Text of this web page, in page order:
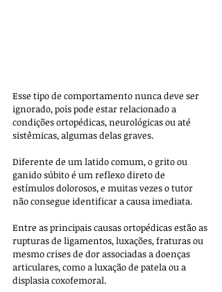
Esse tipo de comportamento nunca deve ser
ignorado, pois pode estar relacionado a
condições ortopédicas, neurológicas ou até
sistêmicas, algumas delas graves.
Diferente de um latido comum, o grito ou
ganido súbito é um reflexo direto de
estímulos dolorosos, e muitas vezes o tutor
não consegue identificar a causa imediata.
Entre as principais causas ortopédicas estão as
rupturas de ligamentos, luxações, fraturas ou
mesmo crises de dor associadas a doenças
articulares, como a luxação de patela ou a
displasia coxofemoral.